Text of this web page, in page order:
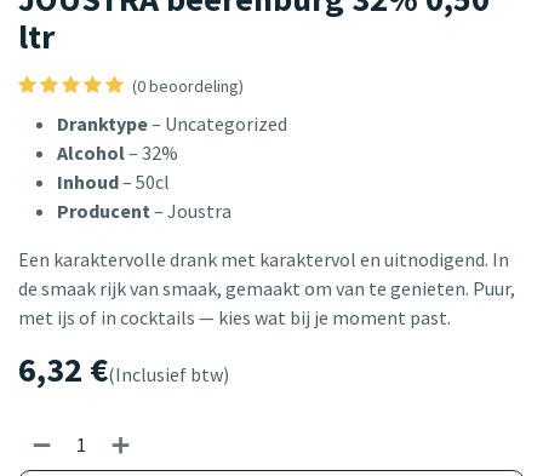
ltr
(0 beoordeling)
Dranktype– Uncategorized
Alcohol– 32%
Inhoud– 50cl
Producent– Joustra
Een karaktervolle drank met karaktervol en uitnodigend. In
de smaak rijk van smaak, gemaakt om van te genieten. Puur,
met ijs of in cocktails — kies wat bij je moment past.
6,32 €(Inclusief btw)